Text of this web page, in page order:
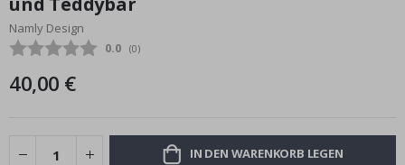
Bildgalerie
springen
Namly Design
Durchschnittliche Bewertung:
0.0 (abgegebene bewertungen:
0)
40,00 €
IN DEN WARENKORB LEGEN